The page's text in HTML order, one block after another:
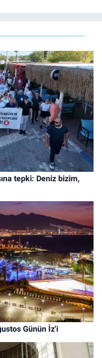
tepki: Deniz bizim,
Günün İz'i